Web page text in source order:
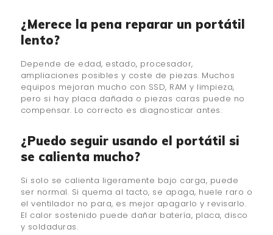
¿Merece la pena reparar un portátil
lento?
Depende de edad, estado, procesador,
ampliaciones posibles y coste de piezas. Muchos
equipos mejoran mucho con SSD, RAM y limpieza,
pero si hay placa dañada o piezas caras puede no
compensar. Lo correcto es diagnosticar antes.
¿Puedo seguir usando el portátil si
se calienta mucho?
Si solo se calienta ligeramente bajo carga, puede
ser normal. Si quema al tacto, se apaga, huele raro o
el ventilador no para, es mejor apagarlo y revisarlo.
El calor sostenido puede dañar batería, placa, disco
y soldaduras.